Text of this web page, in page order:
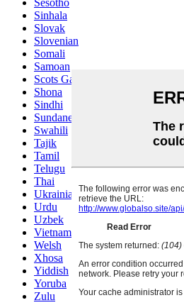
Sesotho
Sinhala
Slovak
Slovenian
Somali
Samoan
Scots Gaelic
Shona
Sindhi
Sundanese
Swahili
Tajik
Tamil
Telugu
Thai
Ukrainian
Urdu
Uzbek
Vietnamese
Welsh
Xhosa
Yiddish
Yoruba
Zulu